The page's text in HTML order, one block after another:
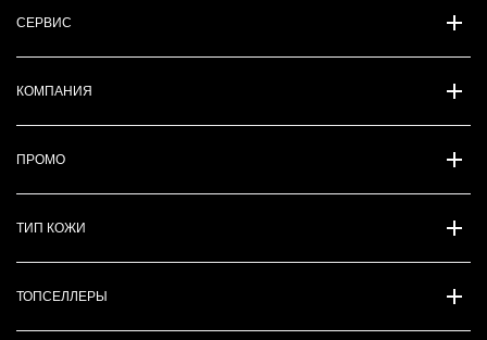
СЕРВИС
КОМПАНИЯ
ПРОМО
ТИП КОЖИ
ТОПСЕЛЛЕРЫ